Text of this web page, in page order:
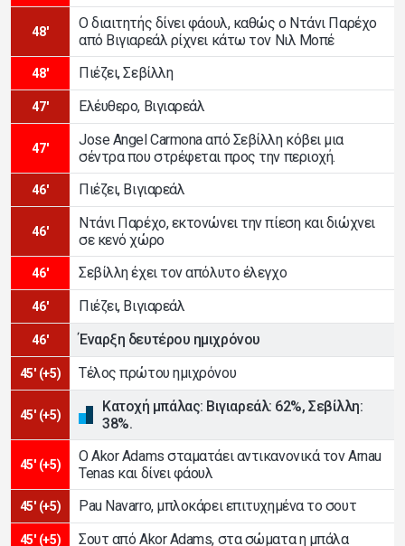
48'
Ο διαιτητής δίνει φάουλ, καθώς ο Ντάνι Παρέχο
από Βιγιαρεάλ ρίχνει κάτω τον Νιλ Μοπέ
48' Πιέζει, Σεβίλλη
47' Ελέυθερο, Βιγιαρεάλ
47'
Jose Angel Carmona από Σεβίλλη κόβει μια
σέντρα που στρέφεται προς την περιοχή.
46' Πιέζει, Βιγιαρεάλ
46'
Ντάνι Παρέχο, εκτονώνει την πίεση και διώχνει
σε κενό χώρο
46' Σεβίλλη έχει τον απόλυτο έλεγχο
46' Πιέζει, Βιγιαρεάλ
46' Έναρξη δευτέρου ημιχρόνου
45' (+5) Τέλος πρώτου ημιχρόνου
45' (+5)
Κατοχή μπάλας: Βιγιαρεάλ: 62%, Σεβίλλη:
38%.
45' (+5)
Ο Akor Adams σταματάει αντικανονικά τον Arnau
Tenas και δίνει φάουλ
45' (+5) Pau Navarro, μπλοκάρει επιτυχημένα το σουτ
45' (+5) Σουτ από Akor Adams, στα σώματα η μπάλα